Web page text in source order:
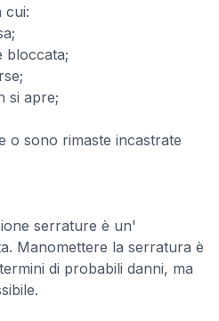
cui:
bloccata;
si apre;
o sono rimaste incastrate
serrature è un'
Manomettere la serratura è
di probabili danni, ma